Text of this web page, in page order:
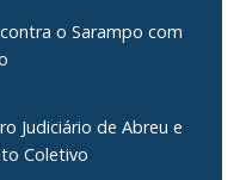
o Sarampo com
Judiciário de Abreu e
Coletivo